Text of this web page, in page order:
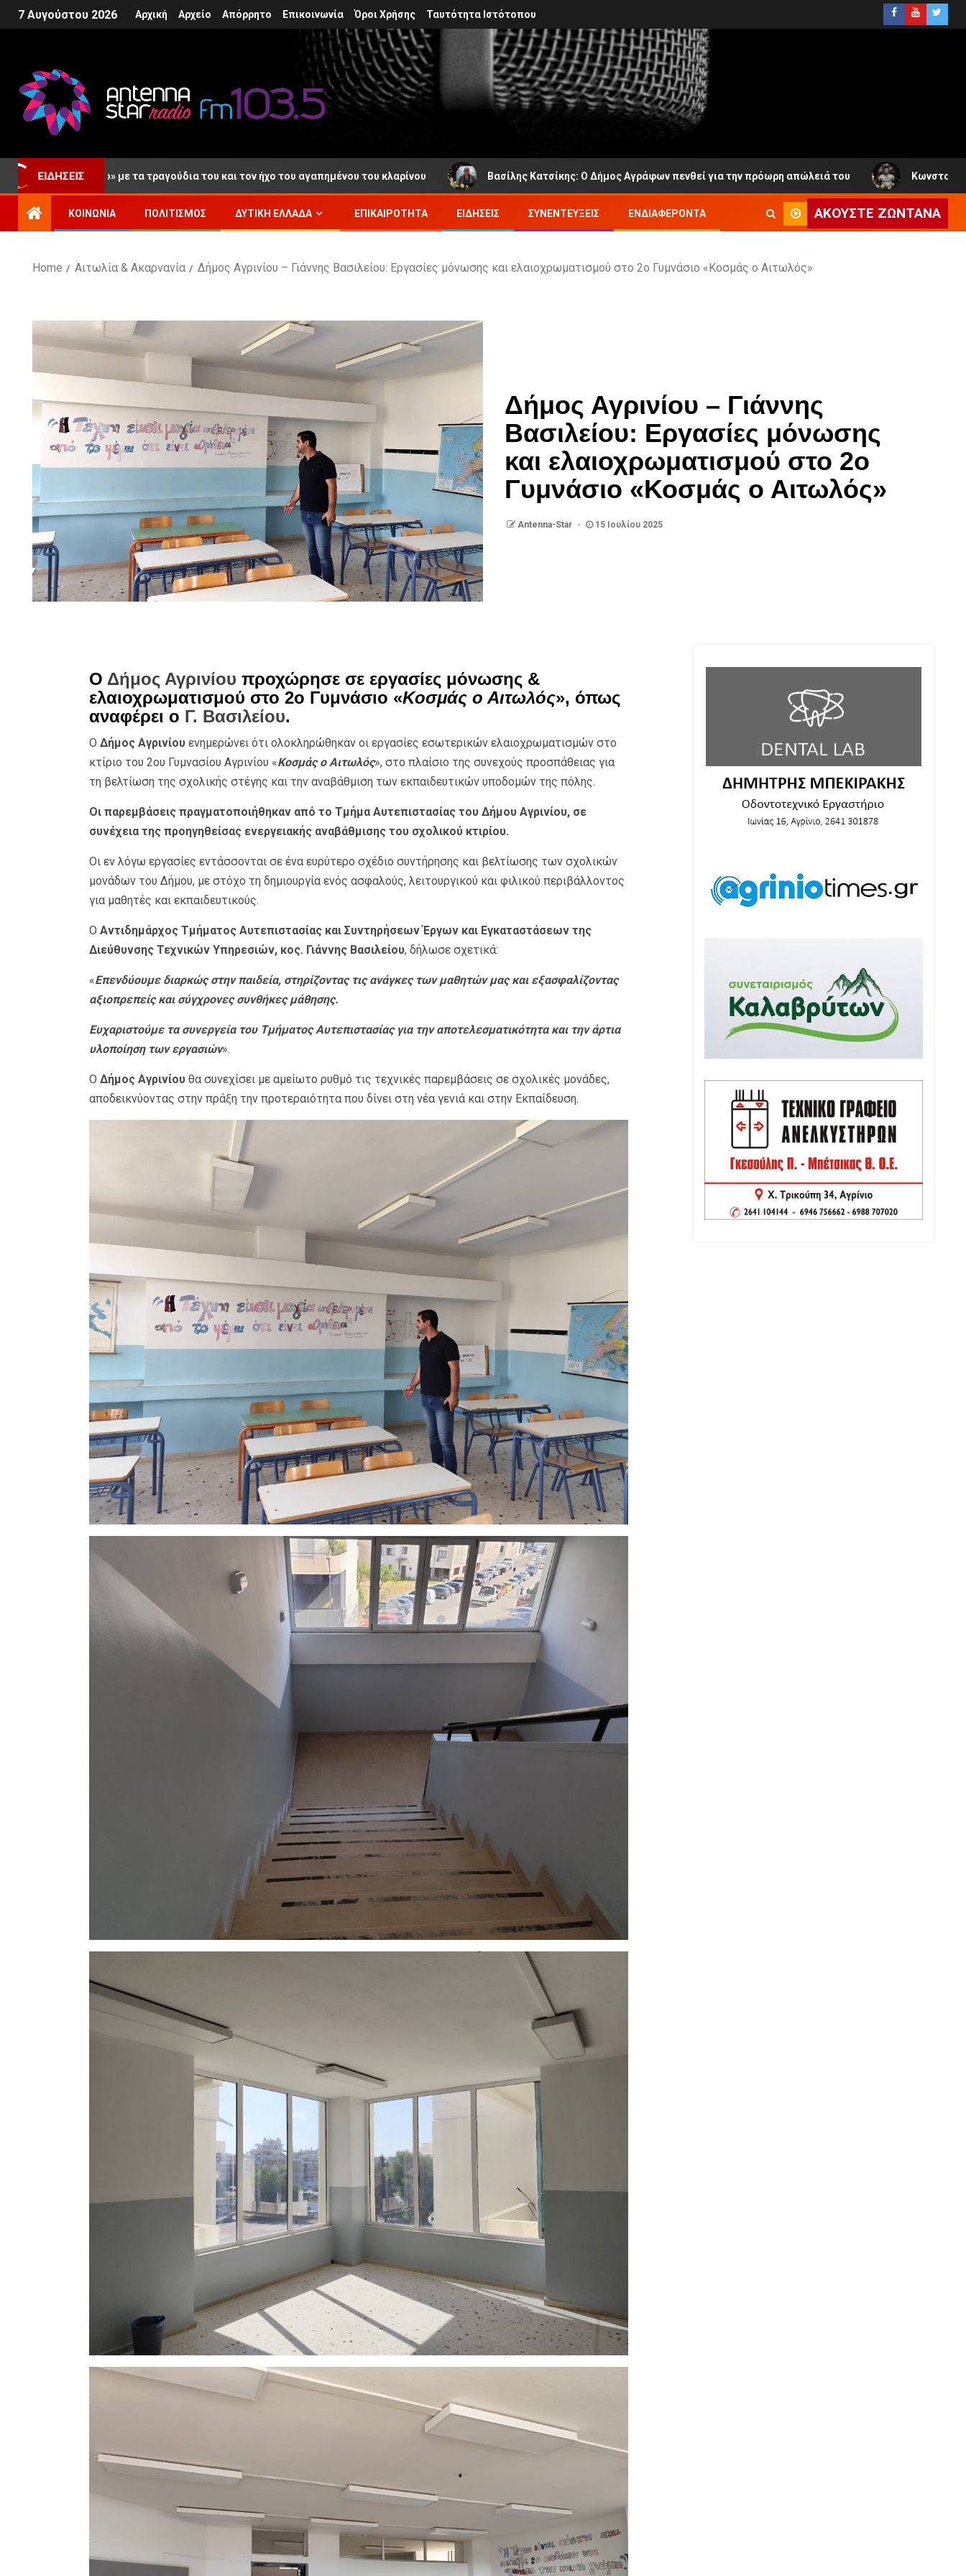
7 Αυγούστου 2026 Αρχική Αρχείο Απόρρητο Επικοινωνία Όροι Χρήσης Ταυτότητα Ιστότοπου
ΕΙΔΉΣΕΙΣ
«αντίο» με τα τραγούδια του και τον ήχο του αγαπημένου του κλαρίνου Βασίλης Κατσίκης: Ο Δήμος Αγράφων πενθεί για την πρόωρη απώλειά του Κωνσταντίνος
ΚΟΙΝΩΝΊΑ ΠΟΛΙΤΙΣΜΌΣ ΔΥΤΙΚΉ ΕΛΛΆΔΑ ΕΠΙΚΑΙΡΌΤΗΤΑ ΕΙΔΉΣΕΙΣ ΣΥΝΕΝΤΕΎΞΕΙΣ ΕΝΔΙΑΦΈΡΟΝΤΑ ΑΚΟΎΣΤΕ ΖΩΝΤΑΝΆ
Home Αιτωλία & Ακαρνανία Δήμος Αγρινίου – Γιάννης Βασιλείου: Εργασίες μόνωσης και ελαιοχρωματισμού στο 2ο Γυμνάσιο «Κοσμάς ο Αιτωλός»
Δήμος Αγρινίου – Γιάννης
Βασιλείου: Εργασίες μόνωσης
και ελαιοχρωματισμού στο 2ο
Γυμνάσιο «Κοσμάς ο Αιτωλός»
Antenna-Star 15 Ιουλίου 2025
Ο Δήμος Αγρινίου προχώρησε σε εργασίες μόνωσης &
ελαιοχρωματισμού στο 2ο Γυμνάσιο «Κοσμάς ο Αιτωλός», όπως
αναφέρει ο Γ. Βασιλείου.
Ο Δήμος Αγρινίουενημερώνει ότι ολοκληρώθηκαν οι εργασίες εσωτερικών ελαιοχρωματισμών στο
κτίριο του 2ου Γυμνασίου Αγρινίου «Κοσμάς ο Αιτωλός», στο πλαίσιο της συνεχούς προσπάθειας για
τη βελτίωση της σχολικής στέγης και την αναβάθμιση των εκπαιδευτικών υποδομών της πόλης.
Οι παρεμβάσεις πραγματοποιήθηκαν από το Τμήμα Αυτεπιστασίας του Δήμου Αγρινίου, σε
συνέχεια της προηγηθείσας ενεργειακής αναβάθμισης του σχολικού κτιρίου.
Οι εν λόγω εργασίες εντάσσονται σε ένα ευρύτερο σχέδιο συντήρησης και βελτίωσης των σχολικών
μονάδων του Δήμου, με στόχο τη δημιουργία ενός ασφαλούς, λειτουργικού και φιλικού περιβάλλοντος
για μαθητές και εκπαιδευτικούς.
Ο Αντιδημάρχος Τμήματος Αυτεπιστασίας και Συντηρήσεων Έργων και Εγκαταστάσεων της
Διεύθυνσης Τεχνικών Υπηρεσιών, κος. Γιάννης Βασιλείου, δήλωσε σχετικά:
«Επενδύουμε διαρκώς στην παιδεία, στηρίζοντας τις ανάγκες των μαθητών μας και εξασφαλίζοντας
αξιοπρεπείς και σύγχρονες συνθήκες μάθησης.
Ευχαριστούμε τα συνεργεία του Τμήματος Αυτεπιστασίας για την αποτελεσματικότητα και την άρτια
υλοποίηση των εργασιών».
Ο Δήμος Αγρινίουθα συνεχίσει με αμείωτο ρυθμό τις τεχνικές παρεμβάσεις σε σχολικές μονάδες,
αποδεικνύοντας στην πράξη την προτεραιότητα που δίνει στη νέα γενιά και στην Εκπαίδευση.